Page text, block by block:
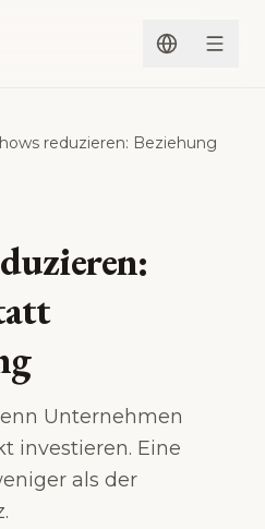
reduzieren: Beziehung
Unternehmen
investieren. Eine
als der